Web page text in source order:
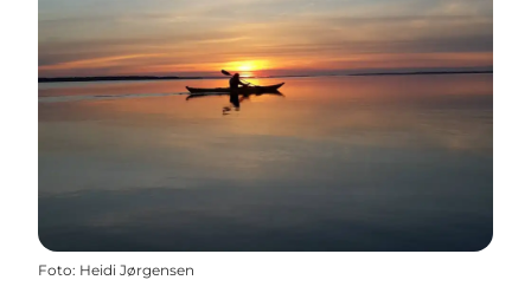
Foto: Heidi Jørgensen